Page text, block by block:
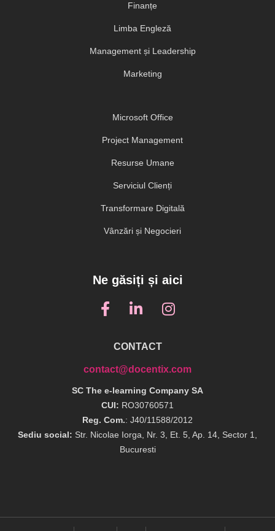
Finanțe
Limba Engleză
Management și Leadership
Marketing
Microsoft Office
Project Management
Resurse Umane
Serviciul Clienți
Transformare Digitală
Vânzări și Negocieri
Ne găsiți și aici
CONTACT
contact@docentix.com
SC The e-learning Company SA
CUI: RO30760571
Reg. Com.: J40/11588/2012
Sediu social: Str. Nicolae Iorga, Nr. 3, Et. 5, Ap. 14, Sector 1,
Bucuresti